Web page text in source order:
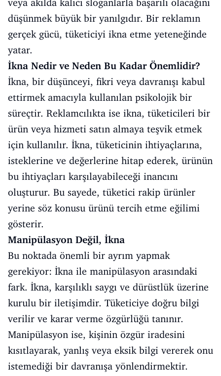
veya akılda kalıcı sloganlarla başarılı olacağını
düşünmek büyük bir yanılgıdır. Bir reklamın
gerçek gücü, tüketiciyi ikna etme yeteneğinde
yatar.
İkna Nedir ve Neden Bu Kadar Önemlidir?
İkna, bir düşünceyi, fikri veya davranışı kabul
ettirmek amacıyla kullanılan psikolojik bir
süreçtir. Reklamcılıkta ise ikna, tüketicileri bir
ürün veya hizmeti satın almaya teşvik etmek
için kullanılır. İkna, tüketicinin ihtiyaçlarına,
isteklerine ve değerlerine hitap ederek, ürünün
bu ihtiyaçları karşılayabileceği inancını
oluşturur. Bu sayede, tüketici rakip ürünler
yerine söz konusu ürünü tercih etme eğilimi
gösterir.
Manipülasyon Değil, İkna
Bu noktada önemli bir ayrım yapmak
gerekiyor: İkna ile manipülasyon arasındaki
fark. İkna, karşılıklı saygı ve dürüstlük üzerine
kurulu bir iletişimdir. Tüketiciye doğru bilgi
verilir ve karar verme özgürlüğü tanınır.
Manipülasyon ise, kişinin özgür iradesini
kısıtlayarak, yanlış veya eksik bilgi vererek onu
istemediği bir davranışa yönlendirmektir.